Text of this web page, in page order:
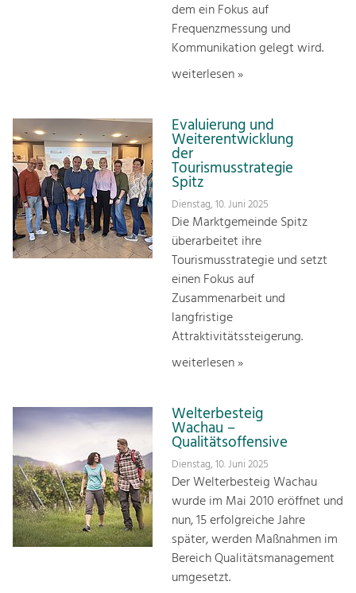
dem ein Fokus auf
Frequenzmessung und
Kommunikation gelegt wird.
weiterlesen »
Evaluierung und
Weiterentwicklung
der
Tourismusstrategie
Spitz
Dienstag, 10. Juni 2025
Die Marktgemeinde Spitz
überarbeitet ihre
Tourismusstrategie und setzt
einen Fokus auf
Zusammenarbeit und
langfristige
Attraktivitätssteigerung.
weiterlesen »
Welterbesteig
Wachau –
Qualitätsoffensive
Dienstag, 10. Juni 2025
Der Welterbesteig Wachau
wurde im Mai 2010 eröffnet und
nun, 15 erfolgreiche Jahre
später, werden Maßnahmen im
Bereich Qualitätsmanagement
umgesetzt.